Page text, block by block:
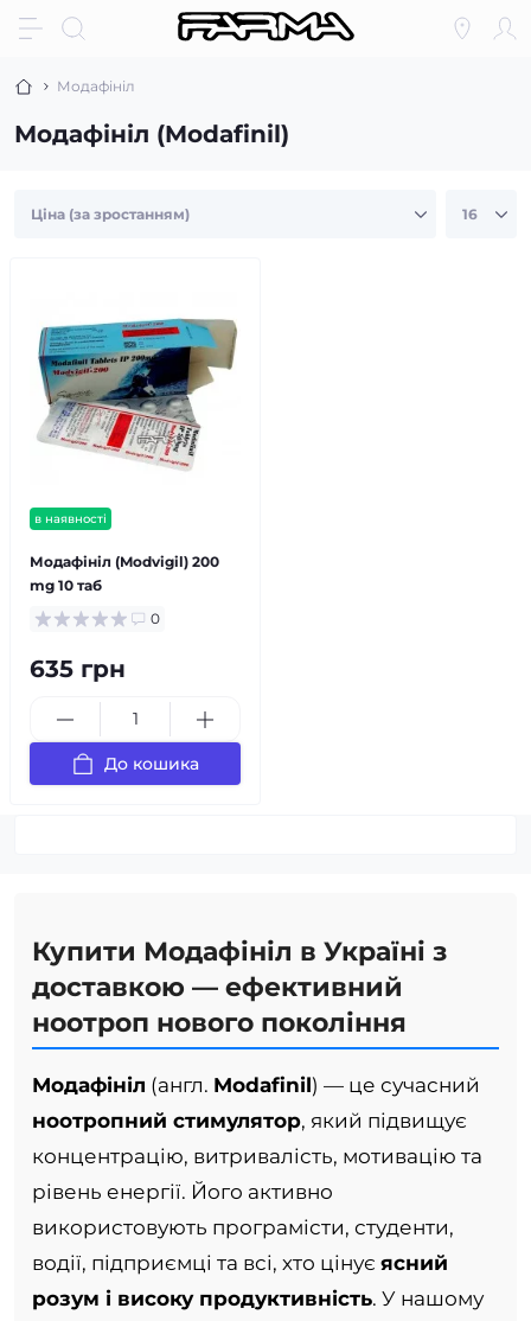
Модафініл
Модафініл (Modafinil)
в наявності
Модафініл (Modvigil) 200
mg 10 таб
0
635 грн
До кошика
Купити Модафініл в Україні з
доставкою — ефективний
ноотроп нового покоління
Модафініл (англ. Modafinil) — це сучасний
ноотропний стимулятор, який підвищує
концентрацію, витривалість, мотивацію та
рівень енергії. Його активно
використовують програмісти, студенти,
водії, підприємці та всі, хто цінує ясний
розум і високу продуктивність. У нашому